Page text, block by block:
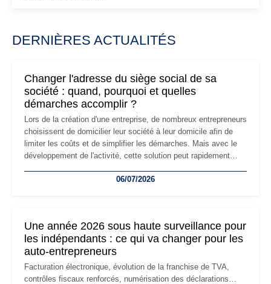
DERNIÈRES ACTUALITÉS
Changer l'adresse du siège social de sa
société : quand, pourquoi et quelles
démarches accomplir ?
Lors de la création d'une entreprise, de nombreux entrepreneurs
choisissent de domicilier leur société à leur domicile afin de
limiter les coûts et de simplifier les démarches. Mais avec le
développement de l'activité, cette solution peut rapidement
professionnels, recrutement, image de marque… Le
06/07/2026
Une année 2026 sous haute surveillance pour
les indépendants : ce qui va changer pour les
auto-entrepreneurs
Facturation électronique, évolution de la franchise de TVA,
contrôles fiscaux renforcés, numérisation des déclarations…